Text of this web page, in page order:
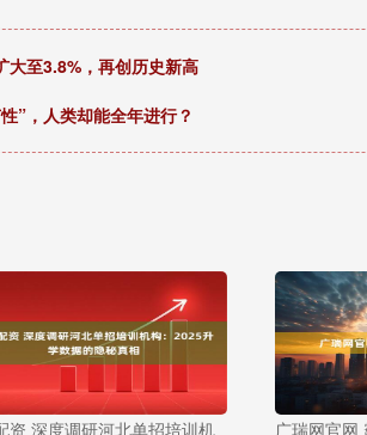
大至3.8%，再创历史新高
”，人类却能全年进行？
资 深度调研河北单招培训机
广瑞网官网